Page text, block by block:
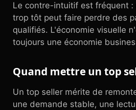
Le contre-intuitif est fréquent :
trop tôt peut faire perdre des
qualifiés. L'économie visuelle
toujours une économie
Quand mettre un top
Un top seller mérite de
une demande stable, une